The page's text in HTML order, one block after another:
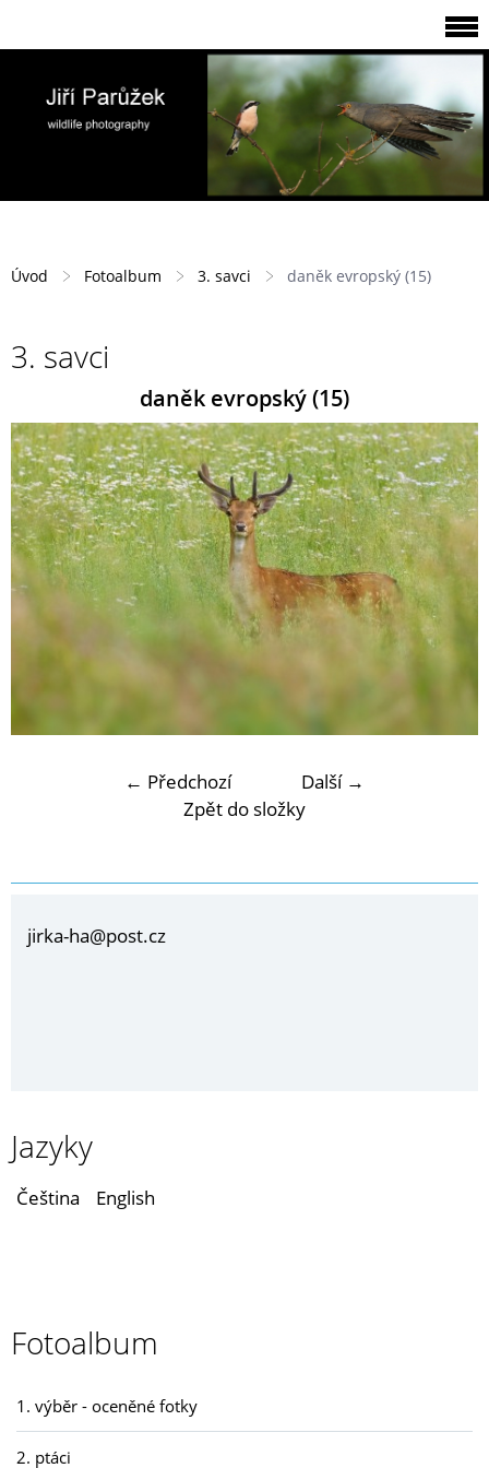
Úvod Fotoalbum 3. savci daněk evropský (15)
3. savci
daněk evropský (15)
← Předchozí
Další →
Zpět do složky
jirka-ha@post.cz
Jazyky
Čeština English
Fotoalbum
1. výběr - oceněné fotky
2. ptáci